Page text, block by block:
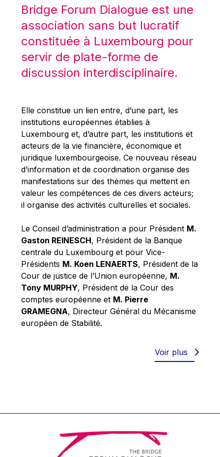
Mario Centeno
Mario Monti
Maroš ŠEFČOVIČ
Martin Bailey
Martine Reicherts
Michael Sohlman
Michel Goedert
Mireille Delmas-Marty
Nobuo Tanaka
Otmar Issing
Paolo Mengozzi
Paschal Donohoe
Pat Cox
Patrizia Nanz
Philippe Maystadt
Pierre Gramegna
Richard Pelly
Robert Goebbels
Robert REYNDERS
Timothy Radcliffe
Vaclav Klaus
Vassilios Skouris
Bridge Forum Dialogue est une
association sans but lucratif
constituée à Luxembourg pour
servir de plate-forme de
discussion interdisciplinaire.
Elle constitue un lien entre, d’une part, les
institutions européennes établies à
Luxembourg et, d’autre part, les institutions et
acteurs de la vie financière, économique et
juridique luxembourgeoise. Ce nouveau réseau
d’information et de coordination organise des
manifestations sur des thèmes qui mettent en
valeur les compétences de ces divers acteurs;
il organise des activités culturelles et sociales.
Le Conseil d’administration a pour Président M.
Gaston REINESCH, Président de la Banque
centrale du Luxembourg et pour Vice-
Présidents M. Koen LENAERTS, Président de la
Cour de justice de l’Union européenne, M.
Tony MURPHY, Président de la Cour des
comptes européenne et M. Pierre
GRAMEGNA, Directeur Général du Mécanisme
européen de Stabilité.
Voir plus